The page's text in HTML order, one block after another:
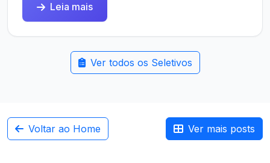
Leia mais
Ver todos os Seletivos
Voltar ao Home Ver mais posts